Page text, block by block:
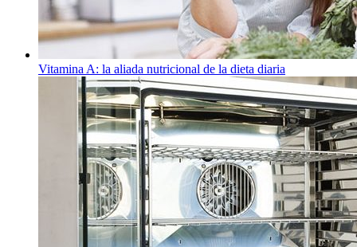
Vitamina A: la aliada nutricional de la dieta diaria